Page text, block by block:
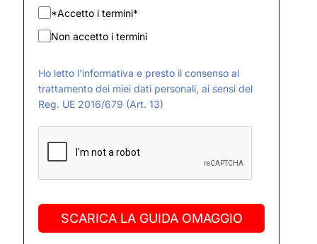
*Accetto i termini*
Non accetto i termini
Ho letto l'informativa e presto il consenso al
trattamento dei miei dati personali, ai sensi del
Reg. UE 2016/679 (Art. 13)
SCARICA LA GUIDA OMAGGIO